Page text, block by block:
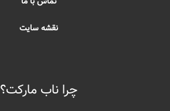
نقشه سایت
چرا ناب مارکت؟